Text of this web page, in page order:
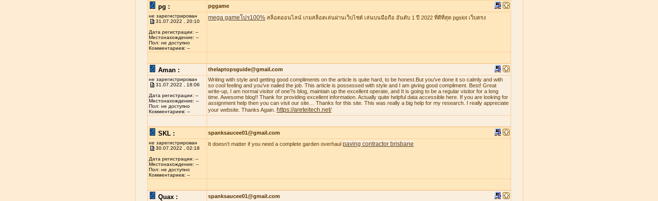
pg : pggame
не зарегистрирован
31.07.2022 , 20:10
Дата регистрации: --
Местонахождение: --
Пол: не доступно
Комментариев: --
mega gameโปร100% สล็อตออนไลน์ เกมสล็อตเล่นผ่านเว็บไซต์ เล่นบนมือถือ อันดับ 1 ปี 2022 ที่ดีที่สุด pgslot เว็บตรง
Aman : thelaptopsguide@gmail.com
не зарегистрирован
31.07.2022 , 18:06
Дата регистрации: --
Местонахождение: --
Пол: не доступно
Комментариев: --
Writing with style and getting good compliments on the article is quite hard, to be honest.But you’ve done it so calmly and with
so cool feeling and you’ve nailed the job. This article is possessed with style and I am giving good compliment. Best! Great
write-up, I am normal visitor of one?s blog, maintain up the excellent operate, and It is going to be a regular visitor for a long
time. Awesome blog!! Thank for providing excellent information. Actually quite helpful data accessible here. If you are looking for
assignment help then you can visit our site… Thanks for this site. This was really a big help for my research. I really appreciate
your website. Thanks Again.
https://areteitech.net/
SKL : spanksaucee01@gmail.com
не зарегистрирован
30.07.2022 , 02:18
Дата регистрации: --
Местонахождение: --
Пол: не доступно
Комментариев: --
It doesn’t matter if you need a complete garden overhaul paving contractor brisbane
Quax : spanksaucee01@gmail.com